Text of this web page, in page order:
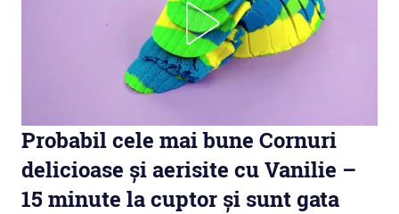
Probabil cele mai bune Cornuri
delicioase și aerisite cu Vanilie –
15 minute la cuptor și sunt gata